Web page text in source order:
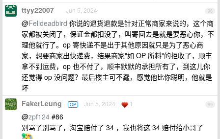
98
ttyy22007 Jun 5, 2024
@Felldeadbird 你说的退货退款是针对正常商家来说的，这个商
家都被关闭了，保证金都扣没了，叫寄回去是就是要恶心你，不
理他就行了。op 寄快递不是出于其他原因就只是为了恶心商
家，想要商家出快递费，结果商家"如 OP 所料"的拒收了，顺丰
拿不到运费，op 也不付了，顺丰默默的承担所有了，到这儿你
还觉得 op 没问题？最后楼主可不蠢，感觉他比你聪明，他就是
坏
99
FakerLeung OP Jun 5, 2024 1
@zpf124 #86
别骂了别骂了，淘宝赔付了 34 ，我也将这 34 赔付给小哥了